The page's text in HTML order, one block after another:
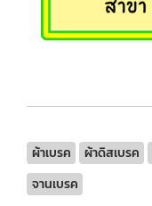
ผ้าเบรค ผ้าดิสเบรค
จานเบรค